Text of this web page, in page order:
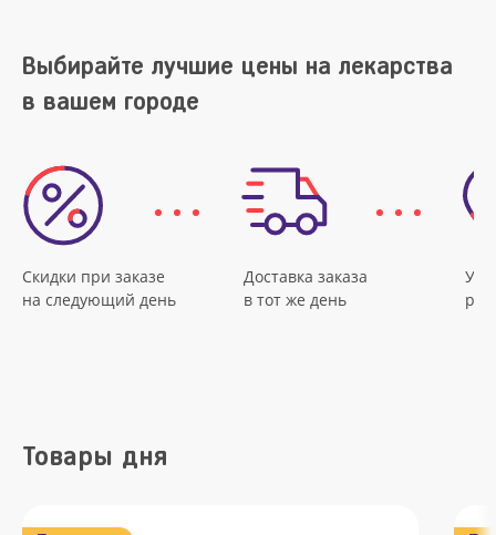
Выбирайте лучшие цены на лекарства
в вашем городе
Скидки при заказе
на следующий день
Доставка заказа
в тот же день
Товары дня